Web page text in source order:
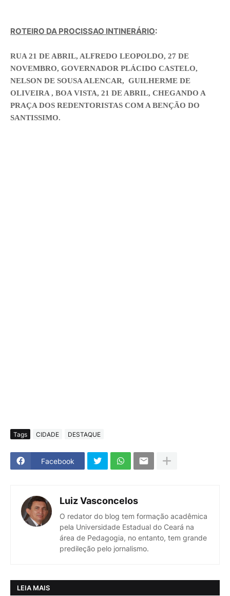
ROTEIRO DA PROCISSAO INTINERÁRIO:
RUA 21 DE ABRIL, ALFREDO LEOPOLDO, 27 DE
NOVEMBRO, GOVERNADOR PLÁCIDO CASTELO,
NELSON DE SOUSA ALENCAR, GUILHERME DE
OLIVEIRA , BOA VISTA, 21 DE ABRIL, CHEGANDO A
PRAÇA DOS REDENTORISTAS COM A BENÇÃO DO
SANTISSIMO.
Tags CIDADE DESTAQUE
Facebook
Luiz Vasconcelos
O redator do blog tem formação acadêmica
pela Universidade Estadual do Ceará na
área de Pedagogia, no entanto, tem grande
predileção pelo jornalismo.
LEIA MAIS